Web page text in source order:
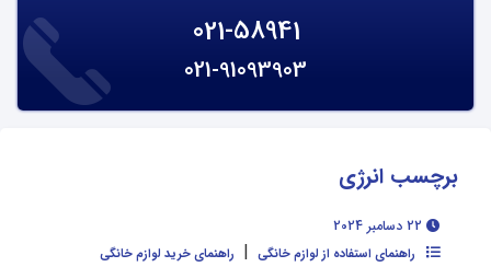
021-58941
021-91093903
برچسب انرژی
راهنمای استفاده از لوازم خانگی | راهنمای خرید لوازم خانگی